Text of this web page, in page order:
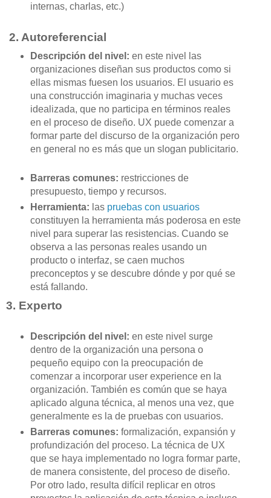
internas, charlas, etc.)
2. Autoreferencial
Descripción del nivel: en este nivel las
organizaciones diseñan sus productos como si
ellas mismas fuesen los usuarios. El usuario es
una construcción imaginaria y muchas veces
idealizada, que no participa en términos reales
en el proceso de diseño. UX puede comenzar a
formar parte del discurso de la organización pero
en general no es más que un slogan publicitario.
Barreras comunes: restricciones de
presupuesto, tiempo y recursos.
Herramienta: las pruebas con usuarios
constituyen la herramienta más poderosa en este
nivel para superar las resistencias. Cuando se
observa a las personas reales usando un
producto o interfaz, se caen muchos
preconceptos y se descubre dónde y por qué se
está fallando.
3. Experto
Descripción del nivel: en este nivel surge
dentro de la organización una persona o
pequeño equipo con la preocupación de
comenzar a incorporar user experience en la
organización. También es común que se haya
aplicado alguna técnica, al menos una vez, que
generalmente es la de pruebas con usuarios.
Barreras comunes: formalización, expansión y
profundización del proceso. La técnica de UX
que se haya implementado no logra formar parte,
de manera consistente, del proceso de diseño.
Por otro lado, resulta difícil replicar en otros